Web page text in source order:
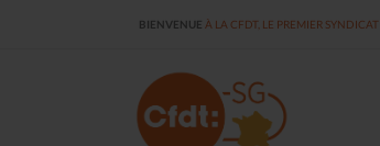
BIENVENUE À LA CFDT, LE PREMIER